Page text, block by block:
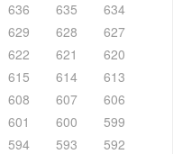
636 635
634
629 628
627
622 621
620
615 614
613
608 607
606
601 600
599
594 593
592